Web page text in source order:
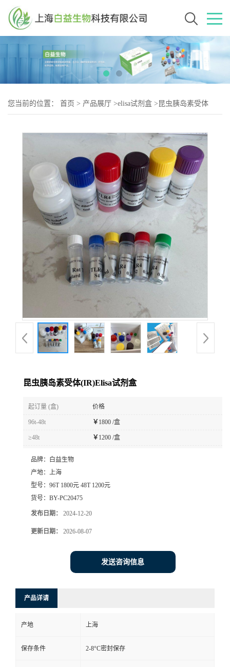
您当前的位置： 首页 > 产品展厅 >elisa试剂盒 > 昆虫胰岛素受体
昆虫胰岛素受体(IR)Elisa试剂盒
起订量 (盒) 价格
96t-48t ￥ 1800 /盒
≥48t ￥ 1200 /盒
品牌：
白益生物
产地： 上海
型号： 96T 1800元 48T 1200元
货号： BY-PC20475
发布日期： 2024-12-20
更新日期： 2026-08-07
发送咨询信息
产品详请
产地 上海
保存条件 2-8°C密封保存